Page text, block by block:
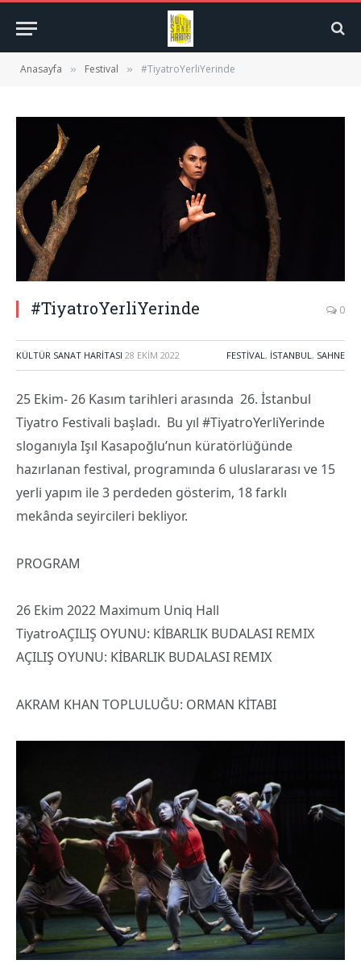
Anasayfa » Festival » #TiyatroYerliYerinde
#TiyatroYerliYerinde 0
KÜLTÜR SANAT HARITASI 28 EKIM 2022 FESTIVAL, İSTANBUL, SAHNE
25 Ekim- 26 Kasım tarihleri arasında 26. İstanbul
Tiyatro Festivali başladı. Bu yıl #TiyatroYerliYerinde
sloganıyla Işıl Kasapoğlu’nun küratörlüğünde
hazırlanan festival, programında 6 uluslararası ve 15
yerli yapım ile 3 perdeden gösterim, 18 farklı
mekânda seyircileri bekliyor.
PROGRAM
26 Ekim 2022 Maximum Uniq Hall
TiyatroAÇILIŞ OYUNU: KİBARLIK BUDALASI REMIX
AÇILIŞ OYUNU: KİBARLIK BUDALASI REMIX
AKRAM KHAN TOPLULUĞU: ORMAN KİTABI